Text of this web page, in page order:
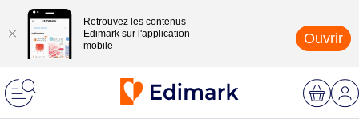
Retrouvez les contenus
Edimark sur l'application
mobile
Ouvrir